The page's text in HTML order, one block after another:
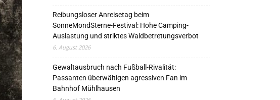
Reibungsloser Anreisetag beim
SonneMondSterne-Festival: Hohe Camping-
Auslastung und striktes Waldbetretungsverbot
6. August 2026
Gewaltausbruch nach Fußball-Rivalität:
Passanten überwältigen agressiven Fan im
Bahnhof Mühlhausen